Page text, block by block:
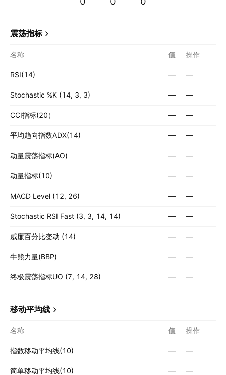
震荡指标
名称 值 操作
RSI(14) — —
Stochastic %K (14, 3, 3) — —
CCI指标(20） — —
平均趋向指数ADX(14) — —
动量震荡指标(AO) — —
动量指标(10) — —
MACD Level (12, 26) — —
Stochastic RSI Fast (3, 3, 14, 14) — —
威廉百分比变动 (14) — —
牛熊力量(BBP) — —
终极震荡指标UO (7, 14, 28) — —
移动平均线
名称 值 操作
指数移动平均线(10) — —
简单移动平均线(10) — —